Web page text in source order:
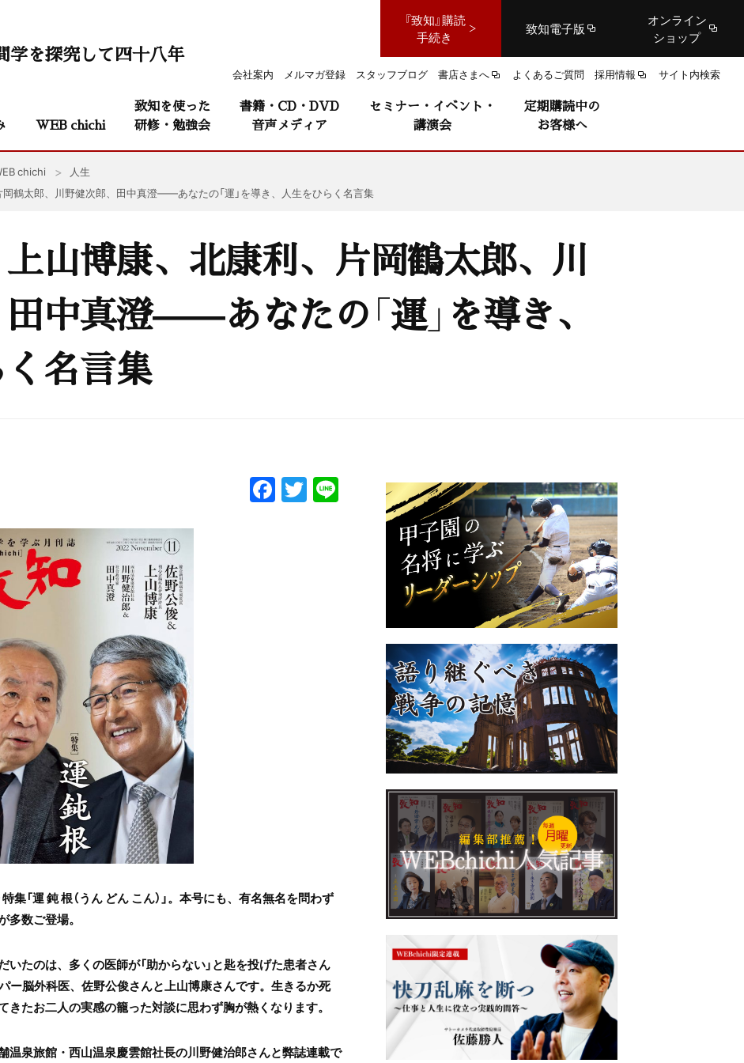
『致知』購読
手続き
致知電子版
オンライン
ショップ
会社案内 メルマガ登録 スタッフブログ 書店さまへ よくあるご質問 採用情報 サイト内検索
学を探究して四十八年
WEB chichi
致知を使った
研修・勉強会
書籍・CD・DVD
音声メディア
セミナー・イベント・
講演会
定期購読中の
お客様へ
chichi
人生
鶴太郎、川野健次郎、田中真澄——あなたの「運」を導き、人生をひらく名言集
山博康、北康利、片岡鶴太郎、川
中真澄——あなたの「運」を導き、
名言集
F
a
T
w
集「運 鈍 根（うん どん こん）」。本号にも、有名無名を問わず
数ご登場。
たのは、多くの医師が「助からない」と匙を投げた患者さん
ー脳外科医、佐野公俊さんと上山博康さんです。生きるか死
たお二人の実感の籠った対談に思わず胸が熱くなります。
温泉旅館・西山温泉慶雲館社長の川野健治郎さんと弊誌連載で